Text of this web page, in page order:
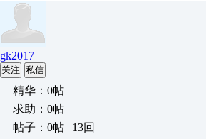
gk2017
关注 私信
精华：0帖
求助：0帖
帖子：0帖 | 13回